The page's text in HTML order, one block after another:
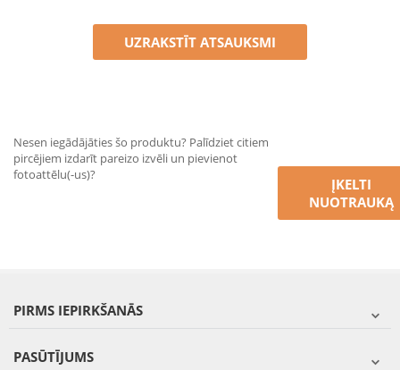
UZRAKSTĪT ATSAUKSMI
Nesen iegādājāties šo produktu? Palīdziet citiem
pircējiem izdarīt pareizo izvēli un pievienot
fotoattēlu(-us)?
ĮKELTI
NUOTRAUKĄ
PIRMS IEPIRKŠANĀS
PASŪTĪJUMS